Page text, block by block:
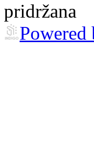
pridržana